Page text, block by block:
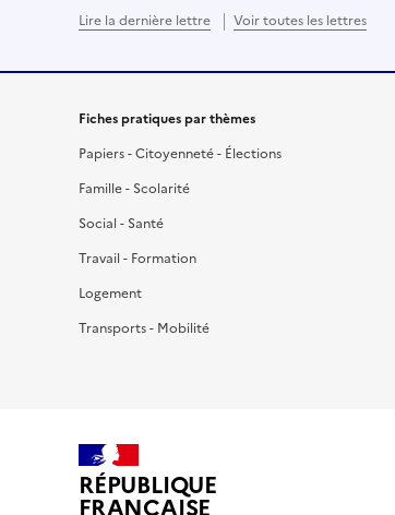
Lire la dernière lettre Voir toutes les lettres
Fiches pratiques par thèmes
Papiers - Citoyenneté - Élections
Famille - Scolarité
Social - Santé
Travail - Formation
Logement
Transports - Mobilité
RÉPUBLIQUE
FRANÇAISE